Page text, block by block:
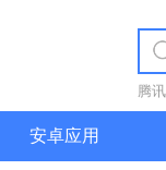
腾讯
安卓应用